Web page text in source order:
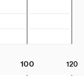
100 120